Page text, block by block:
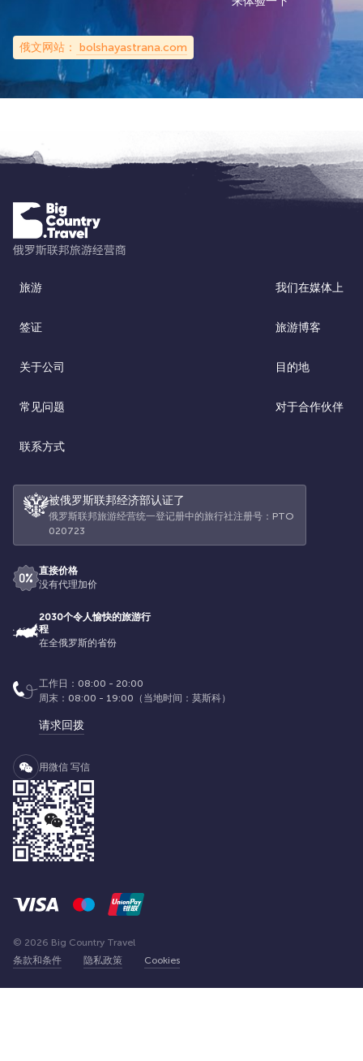
俄文网站： bolshayastrana.com
旅游 我们在媒体上
签证 旅游博客
关于公司 目的地
常见问题 对于合作伙伴
联系方式
被俄罗斯联邦经济部认证了
俄罗斯联邦旅游经营统一登记册中的旅行社注册号：РТО
020723
直接价格
没有代理加价
2030个令人愉快的旅游行
程
在全俄罗斯的省份
工作日：08:00 - 20:00
周末：08:00 - 19:00（当地时间：莫斯科）
请求回拨
用微信 写信
条款和条件 隐私政策 Cookies
© 2026 Big Country Travel